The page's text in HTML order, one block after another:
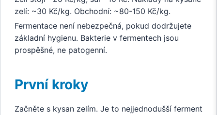
zelí: ~30 Kč/kg. Obchodní: ~80-150 Kč/kg.
Fermentace není nebezpečná, pokud dodržujete
základní hygienu. Bakterie v fermentech jsou
prospěšné, ne patogenní.
První kroky
Začněte s kysan zelím. Je to nejjednodušší ferment